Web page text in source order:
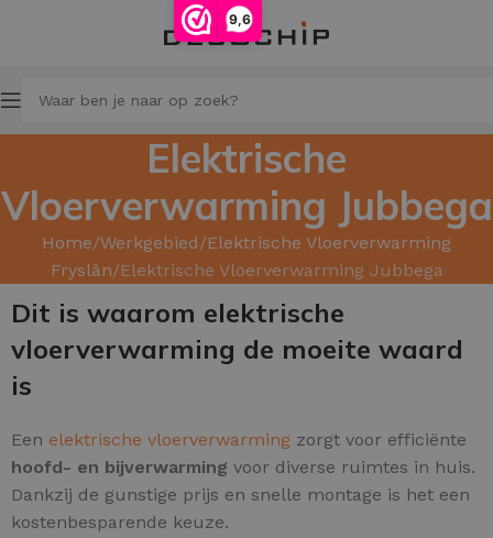
9,6
Elektrische
Vloerverwarming Jubbega
Home Werkgebied Elektrische Vloerverwarming
Fryslân Elektrische Vloerverwarming Jubbega
Dit is waarom elektrische
vloerverwarming de moeite waard
is
Een elektrische vloerverwarming zorgt voor efficiënte
hoofd- en bijverwarming voor diverse ruimtes in huis.
Dankzij de gunstige prijs en snelle montage is het een
kostenbesparende keuze.